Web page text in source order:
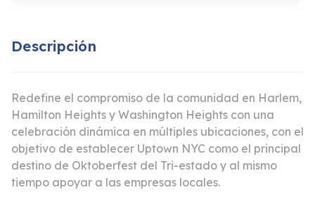
Descripción
Redefine el compromiso de la comunidad en Harlem,
Hamilton Heights y Washington Heights con una
celebración dinámica en múltiples ubicaciones, con el
objetivo de establecer Uptown NYC como el principal
destino de Oktoberfest del Tri-estado y al mismo
tiempo apoyar a las empresas locales.